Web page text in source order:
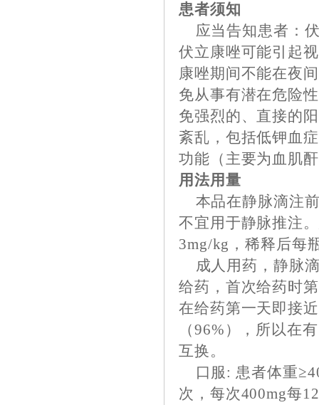
患者须知
应当告知患者：
伏立康唑可能引起
康唑期间不能在夜
免从事有潜在危险
免强烈的、直接的
紊乱，包括低钾血
功能（主要为血肌
用法用量
本品在静脉滴注
不宜用于静脉推注
3mg/kg，稀释后每
成人用药，静脉
给药，首次给药时
在给药第一天即接
（96%），所以在
互换。
口服: 患者体重
次，每次400mg每